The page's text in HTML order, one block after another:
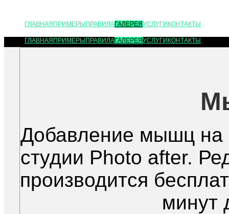
ГЛАВНАЯ ПРИМЕРЫ ПРАВИЛАГАЛЕРЕЯУСЛУГИ КОНТАКТЫ
ГЛАВНАЯ ПРИМЕРЫ ПРАВИЛАГАЛЕРЕЯУСЛУГИ КОНТАКТЫ
Добавление мышц на
студии Photo after.
производится
минут